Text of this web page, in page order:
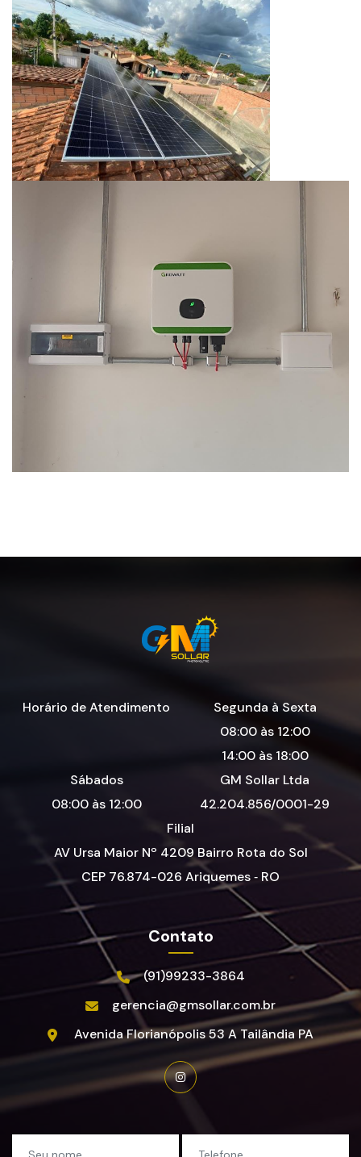
Horário de Atendimento
Segunda à Sexta
08:00 às 12:00
14:00 às 18:00
Sábados
08:00 às 12:00
GM Sollar Ltda
42.204.856/0001-29
Filial
AV Ursa Maior Nº 4209 Bairro Rota do Sol
CEP 76.874-026 Ariquemes ‑ RO
Contato
(91)99233-3864
gerencia@gmsollar.com.br
Avenida Florianópolis53 A Tailândia PA